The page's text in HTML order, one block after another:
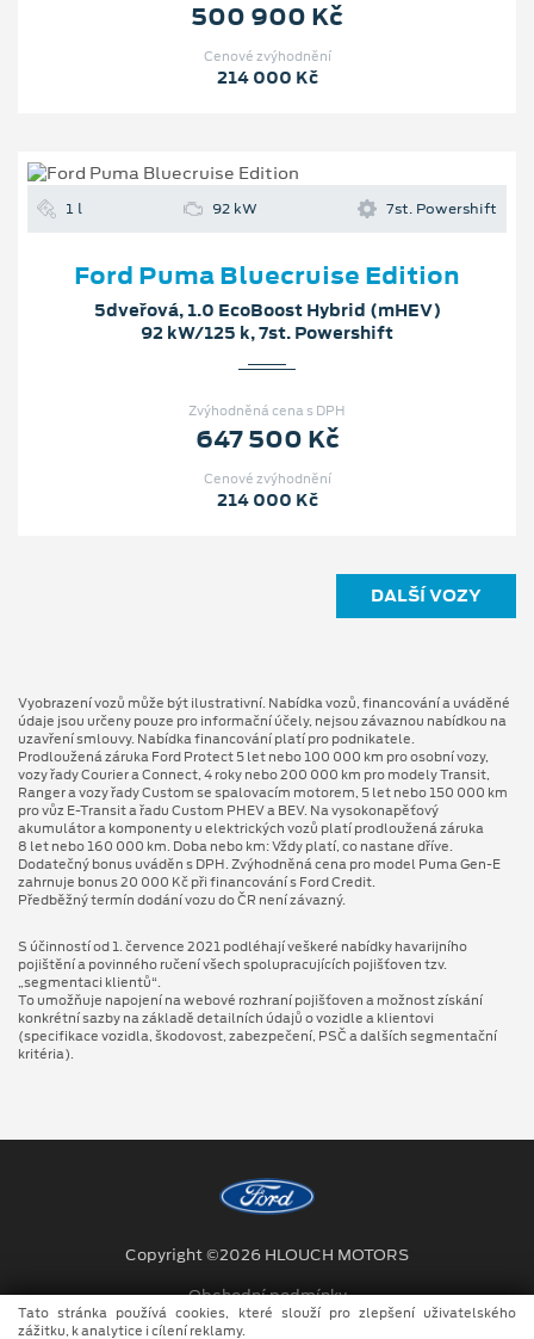
500 900 Kč
Cenové zvýhodnění
214 000 Kč
1 l 92 kW 7st. Powershift
Ford Puma Bluecruise Edition
5dveřová, 1.0 EcoBoost Hybrid (mHEV)
92 kW/125 k, 7st. Powershift
Zvýhodněná cena s DPH
647 500 Kč
Cenové zvýhodnění
214 000 Kč
DALŠÍ VOZY
Vyobrazení vozů může být ilustrativní. Nabídka vozů, financování a uváděné
údaje jsou určeny pouze pro informační účely, nejsou závaznou nabídkou na
uzavření smlouvy. Nabídka financování platí pro podnikatele.
Prodloužená záruka Ford Protect 5 let nebo 100 000 km pro osobní vozy,
vozy řady Courier a Connect, 4 roky nebo 200 000 km pro modely Transit,
Ranger a vozy řady Custom se spalovacím motorem, 5 let nebo 150 000 km
pro vůz E-Transit a řadu Custom PHEV a BEV. Na vysokonapěťový
akumulátor a komponenty u elektrických vozů platí prodloužená záruka
8 let nebo 160 000 km. Doba nebo km: Vždy platí, co nastane dříve.
Dodatečný bonus uváděn s DPH. Zvýhodněná cena pro model Puma Gen⁠-⁠E
zahrnuje bonus 20 000 Kč při financování s Ford Credit.
Předběžný termín dodání vozu do ČR není závazný.
S účinností od 1. července 2021 podléhají veškeré nabídky havarijního
pojištění a povinného ručení všech spolupracujících pojišťoven tzv.
„segmentaci klientů“.
To umožňuje napojení na webové rozhraní pojišťoven a možnost získání
konkrétní sazby na základě detailních údajů o vozidle a klientovi
(specifikace vozidla, škodovost, zabezpečení, PSČ a dalších segmentační
kritéria).
Copyright ©2026 HLOUCH MOTORS
Obchodní podmínky
Tato stránka používá cookies, které slouží pro zlepšení uživatelského
zážitku, k analytice i cílení reklamy.